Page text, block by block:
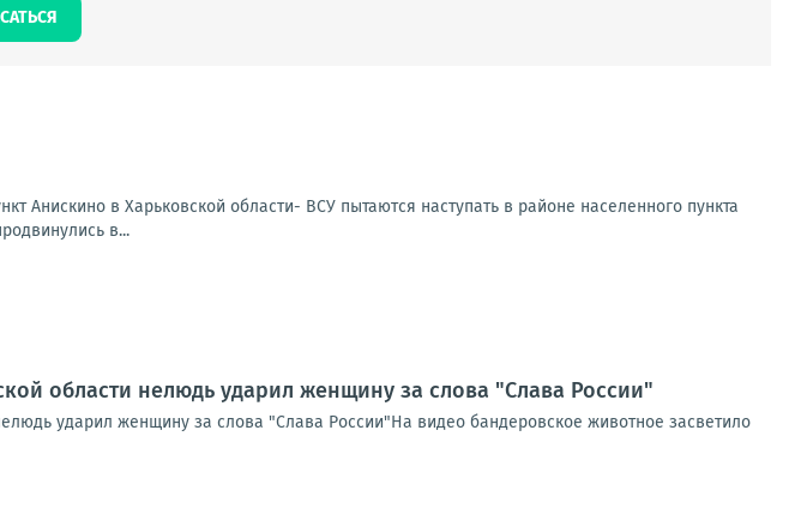
Анискино в Харьковской области- ВСУ пытаются наступать в районе населенного пункта
в...
области нелюдь ударил женщину за слова "Слава России"
ударил женщину за слова "Слава России"На видео бандеровское животное засветило